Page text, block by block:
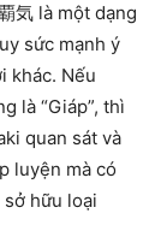
気 là một dạng
sức mạnh ý
khác. Nếu
là “Giáp”, thì
quan sát và
luyện mà có
hữu loại